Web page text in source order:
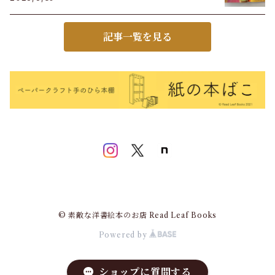
記事一覧を見る
© 素敵な洋書絵本のお店 Read Leaf Books
Powered by
ショップに質問する